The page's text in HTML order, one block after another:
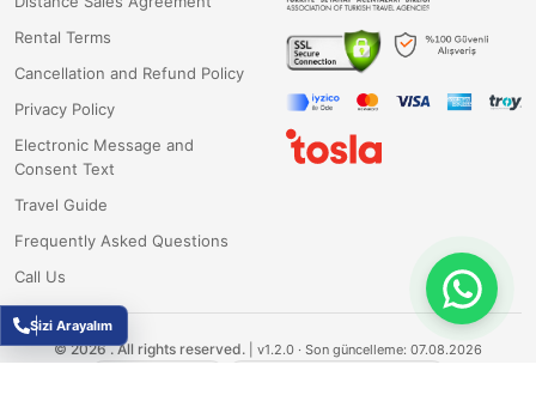
Rental Terms
Cancellation and Refund Policy
Privacy Policy
Electronic Message and
Consent Text
Travel Guide
Frequently Asked Questions
Call Us
©2026 .All rights reserved. v1.2.0 · Son güncelleme: 07.08.2026
Sizi Arayalım